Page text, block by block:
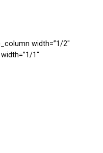
width=”1/2″
1″